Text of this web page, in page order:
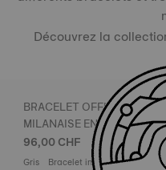
Découvrez la
BRACELET OFFICIEL
MILANAISE ENTRE-
96,00 CHF
Gris Bracelet interchangeable à